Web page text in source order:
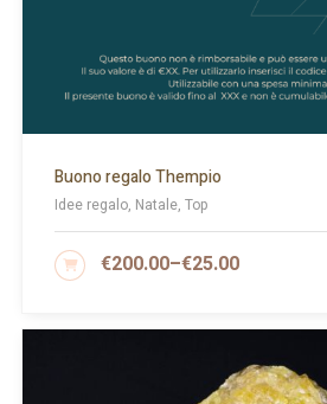
Buono regalo Thempio
Idee regalo, Natale, Top
€25.00
–
€200.00
SCEGLI